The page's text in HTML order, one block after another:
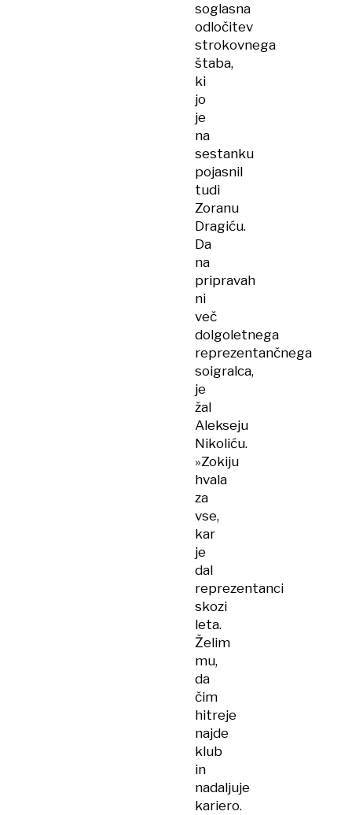
soglasna
odločitev
strokovnega
štaba,
ki
jo
je
na
sestanku
pojasnil
tudi
Zoranu
Dragiću.
Da
na
pripravah
ni
več
dolgoletnega
reprezentančnega
soigralca,
je
žal
Alekseju
Nikoliću.
»Zokiju
hvala
za
vse,
kar
je
dal
reprezentanci
skozi
leta.
Želim
mu,
da
čim
hitreje
najde
klub
in
nadaljuje
kariero.